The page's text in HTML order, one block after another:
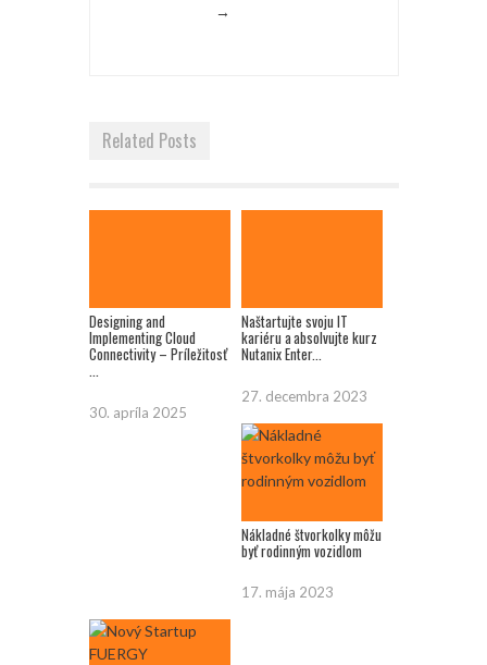
→
Related Posts
Designing and
Implementing Cloud
Connectivity – Príležitosť
30. apríla 2025
Naštartujte svoju IT
kariéru a absolvujte kurz
Nutanix Enter...
27. decembra 2023
Nákladné štvorkolky môžu
byť rodinným vozidlom
17. mája 2023